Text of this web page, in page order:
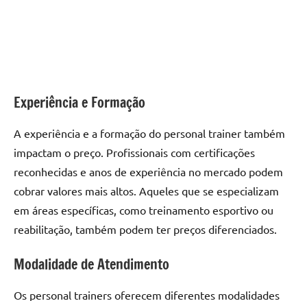
Experiência e Formação
A experiência e a formação do personal trainer também
impactam o preço. Profissionais com certificações
reconhecidas e anos de experiência no mercado podem
cobrar valores mais altos. Aqueles que se especializam
em áreas específicas, como treinamento esportivo ou
reabilitação, também podem ter preços diferenciados.
Modalidade de Atendimento
Os personal trainers oferecem diferentes modalidades